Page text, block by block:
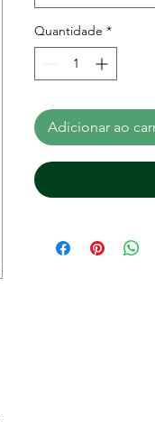
Quantidade *
Adicionar ao